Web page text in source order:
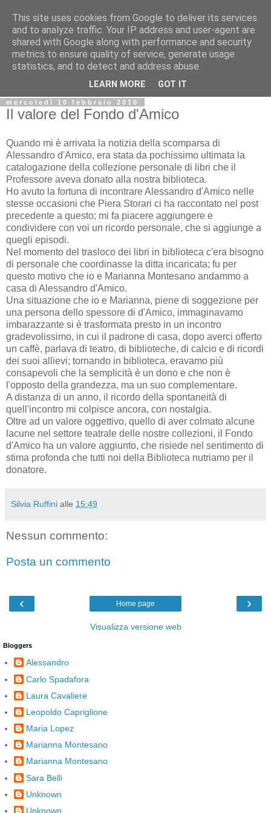
Biblio@rti in
Il Blog della Biblioteca di Area delle arti per condividere
informazioni iniziative incontri
mercoledì 10 febbraio 2010
Il valore del Fondo d'Amico
Quando mi è arrivata la notizia della scomparsa di
Alessandro d'Amico, era stata da pochissimo ultimata la
catalogazione della collezione personale di libri che il
Professore aveva donato alla nostra biblioteca.
Ho avuto la fortuna di incontrare Alessandro d'Amico nelle
stesse occasioni che Piera Storari ci ha raccontato nel post
precedente a questo; mi fa piacere aggiungere e
condividere con voi un ricordo personale, che si aggiunge a
quegli episodi.
Nel momento del trasloco dei libri in biblioteca c'era bisogno
di personale che coordinasse la ditta incaricata; fu per
questo motivo che io e Marianna Montesano andammo a
casa di Alessandro d'Amico.
Una situazione che io e Marianna, piene di soggezione per
una persona dello spessore di d'Amico, immaginavamo
imbarazzante si è trasformata presto in un incontro
gradevolissimo, in cui il padrone di casa, dopo averci offerto
un caffè, parlava di teatro, di biblioteche, di calcio e di ricordi
dei suoi allievi; tornando in biblioteca, eravamo più
consapevoli che la semplicità è un dono e che non è
l'opposto della grandezza, ma un suo complementare.
A distanza di un anno, il ricordo della spontaneità di
quell'incontro mi colpisce ancora, con nostalgia.
Oltre ad un valore oggettivo, quello di aver colmato alcune
lacune nel settore teatrale delle nostre collezioni, il Fondo
d'Amico ha un valore aggiunto, che risiede nel sentimento di
stima profonda che tutti noi della Biblioteca nutriamo per il
donatore.
Silvia Ruffini alle 15:49
Nessun commento:
Posta un commento
‹ ›
Home page
Visualizza versione web
Bloggers
Alessandro
Carlo Spadafora
Laura Cavaliere
Leopoldo Capriglione
Maria Lopez
Marianna Montesano
Marianna Montesano
Sara Belli
Unknown
Unknown
This site uses cookies from Google to deliver its services
and to analyze traffic. Your IP address and user-agent are
shared with Google along with performance and security
metrics to ensure quality of service, generate usage
statistics, and to detect and address abuse.
LEARN MORE GOT IT